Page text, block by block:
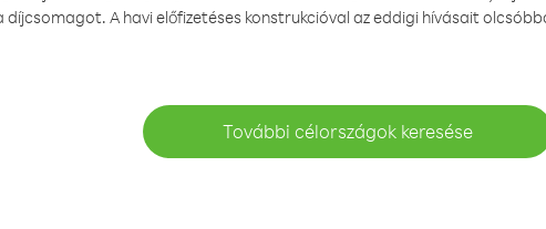
díjcsomagot. A havi előfizetéses konstrukcióval az eddigi hívásait
További célországok keresése